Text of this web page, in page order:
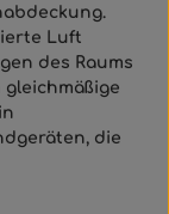
Luft
des Raums
die